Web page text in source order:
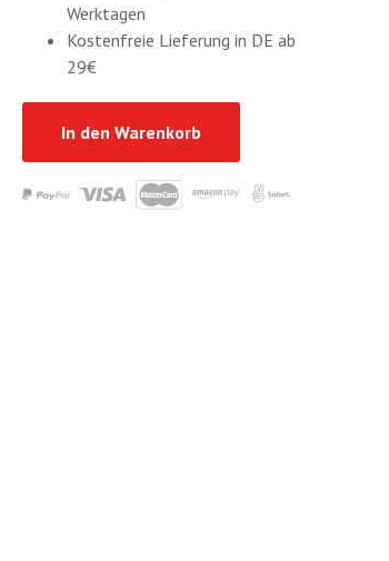
Werktagen
Kostenfreie Lieferung in DE ab
29€
In den Warenkorb